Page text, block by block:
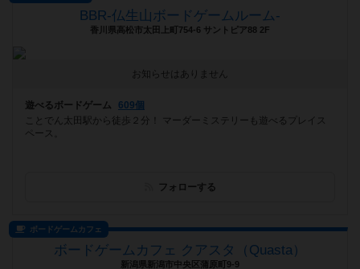
BBR-仏生山ボードゲームルーム-
香川県高松市太田上町754-6 サントピア88 2F
お知らせはありません
遊べるボードゲーム
609個
ことでん太田駅から徒歩２分！ マーダーミステリーも遊べるプレイス
ペース。
フォローする
ボードゲームカフェ
ボードゲームカフェ クアスタ（Quasta）
新潟県新潟市中央区蒲原町9-9